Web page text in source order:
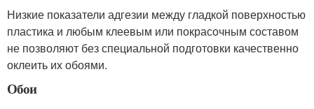
Низкие показатели адгезии между гладкой поверхностью
пластика и любым клеевым или покрасочным составом
не позволяют без специальной подготовки качественно
оклеить их обоями.
Обои